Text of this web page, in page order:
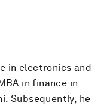
in electronics and
in finance in
Subsequently, he